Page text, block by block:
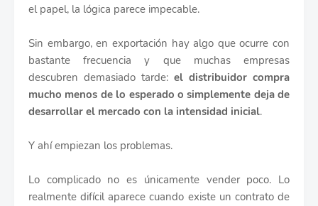
el papel, la lógica parece impecable.
Sin embargo, en exportación hay algo que ocurre con
bastante frecuencia y que muchas empresas
descubren demasiado tarde: el distribuidor compra
mucho menos de lo esperado o simplemente deja de
desarrollar el mercado con la intensidad inicial.
Y ahí empiezan los problemas.
Lo complicado no es únicamente vender poco. Lo
realmente difícil aparece cuando existe un contrato de